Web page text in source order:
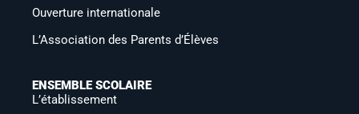
Ouverture internationale
L’Association des Parents d’Élèves
ENSEMBLE SCOLAIRE
L’établissement